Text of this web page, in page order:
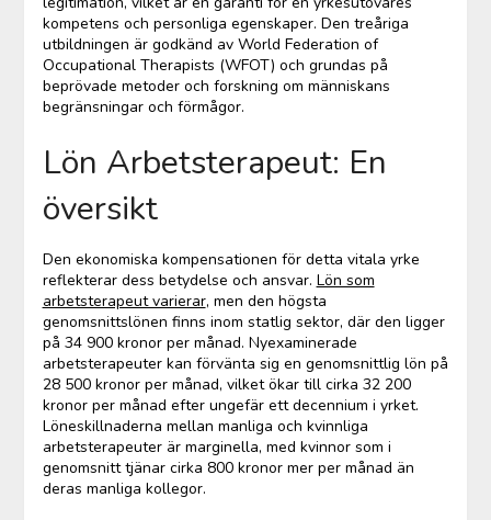
kompetens och personliga egenskaper. Den treåriga
utbildningen är godkänd av World Federation of
Occupational Therapists (WFOT) och grundas på
beprövade metoder och forskning om människans
begränsningar och förmågor.
Lön Arbetsterapeut: En
översikt
Den ekonomiska kompensationen för detta vitala yrke
reflekterar dess betydelse och ansvar. Lön som
arbetsterapeut varierar, men den högsta
genomsnittslönen finns inom statlig sektor, där den ligger
på 34 900 kronor per månad. Nyexaminerade
arbetsterapeuter kan förvänta sig en genomsnittlig lön på
28 500 kronor per månad, vilket ökar till cirka 32 200
kronor per månad efter ungefär ett decennium i yrket.
Löneskillnaderna mellan manliga och kvinnliga
arbetsterapeuter är marginella, med kvinnor som i
genomsnitt tjänar cirka 800 kronor mer per månad än
deras manliga kollegor.